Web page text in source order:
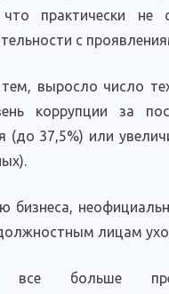
что практически не
с
выросло число
коррупции за
(до 37,5%) или
бизнеса,
лицам
все больше